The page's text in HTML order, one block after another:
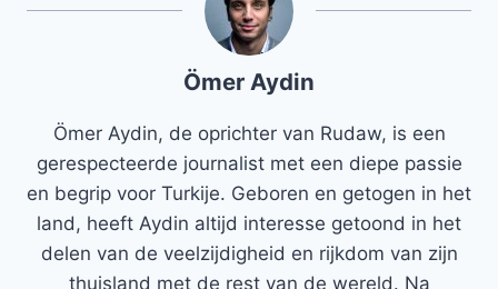
Ömer Aydin
Ömer Aydin, de oprichter van Rudaw, is een
gerespecteerde journalist met een diepe passie
en begrip voor Turkije. Geboren en getogen in het
land, heeft Aydin altijd interesse getoond in het
delen van de veelzijdigheid en rijkdom van zijn
thuisland met de rest van de wereld. Na